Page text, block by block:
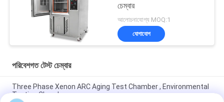
চেম্বার
আলোচনাযোগ্য MOQ:1
যোগাযোগ
পরিবেশগত টেস্ট চেম্বার
Three Phase Xenon ARC Aging Test Chamber , Environmental
Testing Chamber